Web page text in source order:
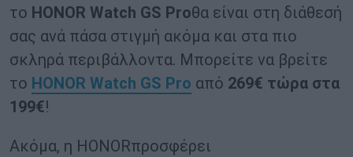
το HONOR Watch GS Proθα είναι στη διάθεσή
σας ανά πάσα στιγμή ακόμα και στα πιο
σκληρά περιβάλλοντα. Μπορείτε να βρείτε
το HONOR Watch GS Pro από 269€ τώρα στα
199€!
Ακόμα, η HONORπροσφέρει